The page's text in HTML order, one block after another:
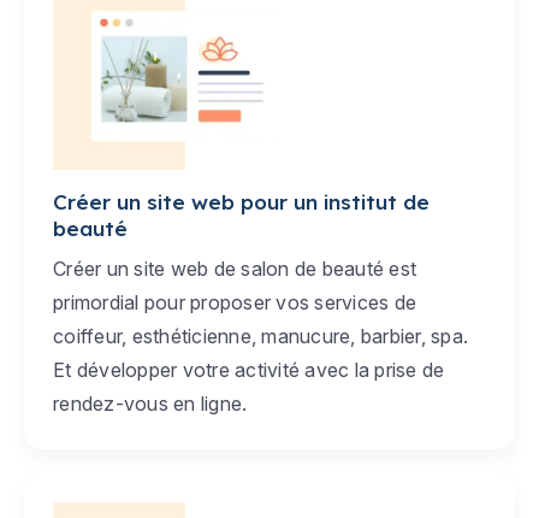
Créer un site web pour un institut de
beauté
Créer un site web de salon de beauté est
primordial pour proposer vos services de
coiffeur, esthéticienne, manucure, barbier, spa.
Et développer votre activité avec la prise de
rendez-vous en ligne.